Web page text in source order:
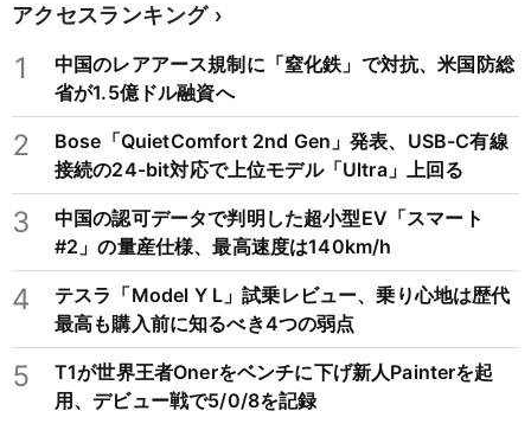
アクセスランキング
1
中国のレアアース規制に「窒化鉄」で対抗、米国防総
省が1.5億ドル融資へ
2
Bose「QuietComfort 2nd Gen」発表、USB-C有線
接続の24-bit対応で上位モデル「Ultra」上回る
3
中国の認可データで判明した超小型EV「スマート
#2」の量産仕様、最高速度は140km/h
4
テスラ「Model Y L」試乗レビュー、乗り心地は歴代
最高も購入前に知るべき4つの弱点
5
T1が世界王者Onerをベンチに下げ新人Painterを起
用、デビュー戦で5/0/8を記録